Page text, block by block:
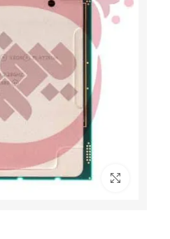
برای بزرگنمایی کلیک کنید